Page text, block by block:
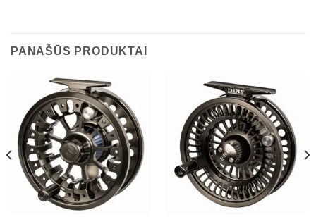
PANAŠŪS PRODUKTAI